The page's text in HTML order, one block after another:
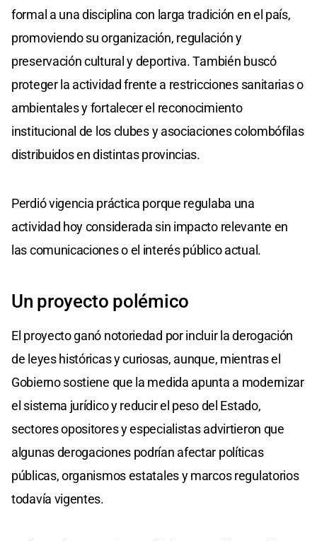
formal a una disciplina con larga tradición en el país,
promoviendo su organización, regulación y
preservación cultural y deportiva. También buscó
proteger la actividad frente a restricciones sanitarias o
ambientales y fortalecer el reconocimiento
institucional de los clubes y asociaciones colombófilas
distribuidos en distintas provincias.
Perdió vigencia práctica porque regulaba una
actividad hoy considerada sin impacto relevante en
las comunicaciones o el interés público actual.
Un proyecto polémico
El proyecto ganó notoriedad por incluir la derogación
de leyes históricas y curiosas, aunque, mientras el
Gobierno sostiene que la medida apunta a modernizar
el sistema jurídico y reducir el peso del Estado,
sectores opositores y especialistas advirtieron que
algunas derogaciones podrían afectar políticas
públicas, organismos estatales y marcos regulatorios
todavía vigentes.